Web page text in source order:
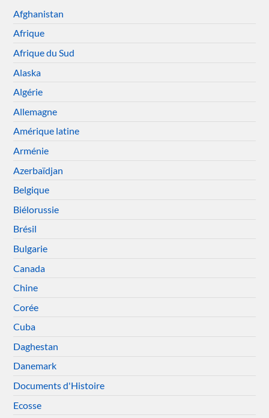
Afghanistan
Afrique
Afrique du Sud
Alaska
Algérie
Allemagne
Amérique latine
Arménie
Azerbaïdjan
Belgique
Biélorussie
Brésil
Bulgarie
Canada
Chine
Corée
Cuba
Daghestan
Danemark
Documents d'Histoire
Ecosse